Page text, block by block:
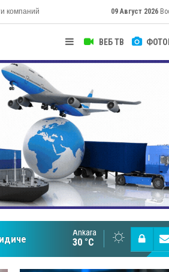
компаний 09 Август 2026
ВЕБ ТВ
Азии Cottonhill
Ankara
30 °C